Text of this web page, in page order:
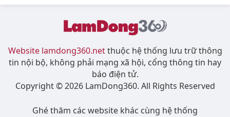
Website lamdong360.netthuộc hệ thống lưu trữ thông
tin nội bộ, không phải mạng xã hội, cổng thông tin hay
báo điện tử.
Copyright © 2026 LamDong360. All Rights Reserved
Ghé thăm các website khác cùng hệ thống